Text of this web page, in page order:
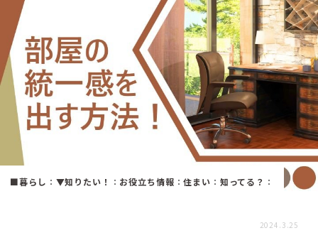
暮らし
おすすめ
スポット 学び・教育
「場」
HAREL 活用事例
■暮らし ： ▼知りたい！ ： お役立ち情報 ：住まい ： 知ってる？ ：
2024.3.25